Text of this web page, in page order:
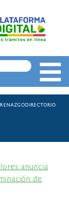
DIRECTORIO
anuncia
de